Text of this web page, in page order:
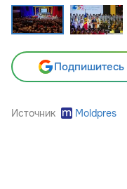
Подпишитесь
Источник Moldpres